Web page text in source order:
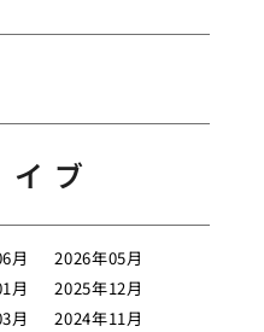
ブ
月
2026年05月
月
2025年12月
月
2024年11月